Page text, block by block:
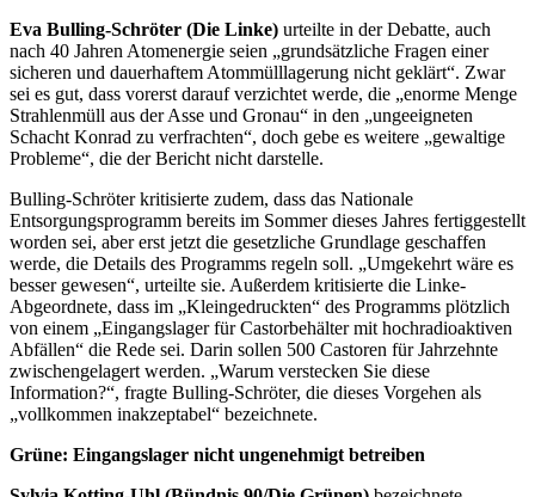
Eva Bulling-Schröter (Die Linke) urteilte in der Debatte, auch
nach 40 Jahren Atomenergie seien „grundsätzliche Fragen einer
sicheren und dauerhaftem Atommülllagerung nicht geklärt“. Zwar
sei es gut, dass vorerst darauf verzichtet werde, die „enorme Menge
Strahlenmüll aus der Asse und Gronau“ in den „ungeeigneten
Schacht Konrad zu verfrachten“, doch gebe es weitere „gewaltige
Probleme“, die der Bericht nicht darstelle.
Bulling-Schröter kritisierte zudem, dass das Nationale
Entsorgungsprogramm bereits im Sommer dieses Jahres fertiggestellt
worden sei, aber erst jetzt die gesetzliche Grundlage geschaffen
werde, die Details des Programms regeln soll. „Umgekehrt wäre es
besser gewesen“, urteilte sie. Außerdem kritisierte die Linke-
Abgeordnete, dass im „Kleingedruckten“ des Programms plötzlich
von einem „Eingangslager für Castorbehälter mit hochradioaktiven
Abfällen“ die Rede sei. Darin sollen 500 Castoren für Jahrzehnte
zwischengelagert werden. „Warum verstecken Sie diese
Information?“, fragte Bulling-Schröter, die dieses Vorgehen als
„vollkommen inakzeptabel“ bezeichnete.
Grüne: Eingangslager nicht ungenehmigt betreiben